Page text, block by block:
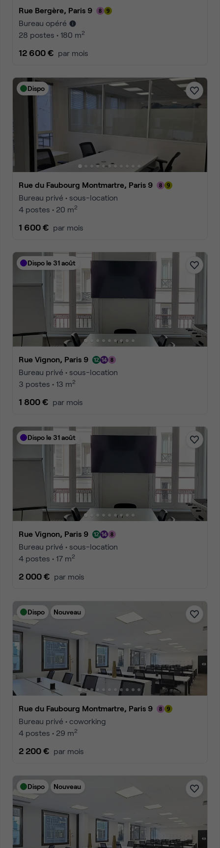
Rue Bergère, Paris 9
Bureau opéré
28 postes • 180 m2
12 600 € par mois
Dispo
Rue du Faubourg Montmartre, Paris 9
Bureau privé • sous-location
4 postes • 20 m2
1 600 € par mois
Dispo le 31 août
Rue Vignon, Paris 9
Bureau privé • sous-location
3 postes • 13 m2
1 800 € par mois
Dispo le 31 août
Rue Vignon, Paris 9
Bureau privé • sous-location
4 postes • 17 m2
2 000 € par mois
Dispo Nouveau
Rue du Faubourg Montmartre, Paris 9
Bureau privé • coworking
4 postes • 29 m2
2 200 € par mois
Dispo Nouveau